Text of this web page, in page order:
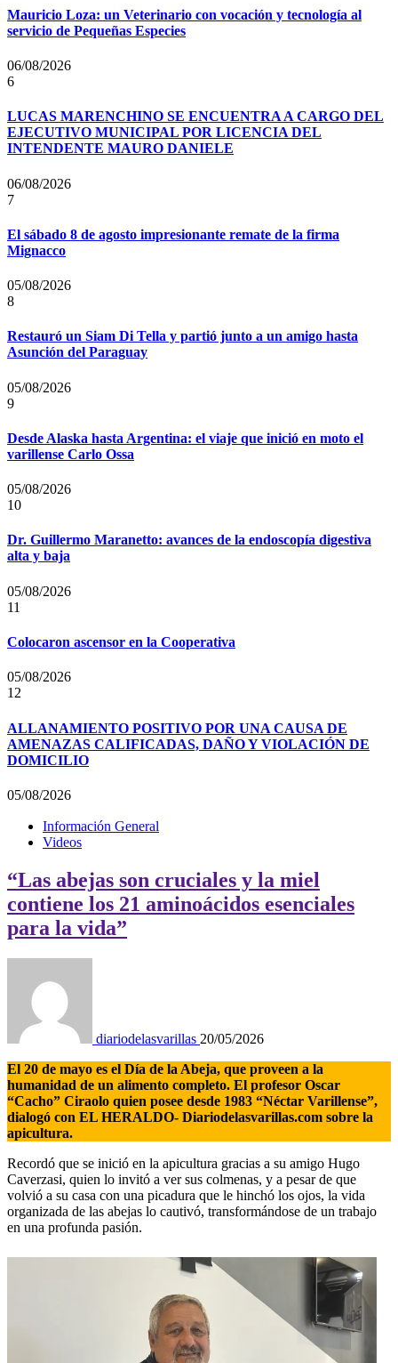
Mauricio Loza: un Veterinario con vocación y tecnología al
servicio de Pequeñas Especies
06/08/2026
6
LUCAS MARENCHINO SE ENCUENTRA A CARGO DEL
EJECUTIVO MUNICIPAL POR LICENCIA DEL
INTENDENTE MAURO DANIELE
06/08/2026
7
El sábado 8 de agosto impresionante remate de la firma
Mignacco
05/08/2026
8
Restauró un Siam Di Tella y partió junto a un amigo hasta
Asunción del Paraguay
05/08/2026
9
Desde Alaska hasta Argentina: el viaje que inició en moto el
varillense Carlo Ossa
05/08/2026
10
Dr. Guillermo Maranetto: avances de la endoscopía digestiva
alta y baja
05/08/2026
11
Colocaron ascensor en la Cooperativa
05/08/2026
12
ALLANAMIENTO POSITIVO POR UNA CAUSA DE
AMENAZAS CALIFICADAS, DAÑO Y VIOLACIÓN DE
DOMICILIO
05/08/2026
Información General
Videos
“Las abejas son cruciales y la miel
contiene los 21 aminoácidos esenciales
para la vida”
diariodelasvarillas 20/05/2026
El 20 de mayo es el Día de la Abeja, que proveen a la
humanidad de un alimento completo. El profesor Oscar
“Cacho” Ciraolo quien posee desde 1983 “Néctar Varillense”,
dialogó con EL HERALDO- Diariodelasvarillas.com sobre la
apicultura.
Recordó que se inició en la apicultura gracias a su amigo Hugo
Caverzasi, quien lo invitó a ver sus colmenas, y a pesar de que
volvió a su casa con una picadura que le hinchó los ojos, la vida
organizada de las abejas lo cautivó, transformándose de un trabajo
en una profunda pasión.